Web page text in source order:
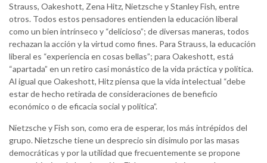
Strauss, Oakeshott, Zena Hitz, Nietzsche y Stanley Fish, entre
otros. Todos estos pensadores entienden la educación liberal
como un bien intrínseco y “delicioso”; de diversas maneras, todos
rechazan la acción y la virtud como fines. Para Strauss, la educación
liberal es “experiencia en cosas bellas”; para Oakeshott, está
“apartada” en un retiro casi monástico de la vida práctica y política.
Al igual que Oakeshott, Hitz piensa que la vida intelectual “debe
estar de hecho retirada de consideraciones de beneficio
económico o de eficacia social y política”.
Nietzsche y Fish son, como era de esperar, los más intrépidos del
grupo. Nietzsche tiene un desprecio sin disimulo por las masas
democráticas y por la utilidad que frecuentemente se propone